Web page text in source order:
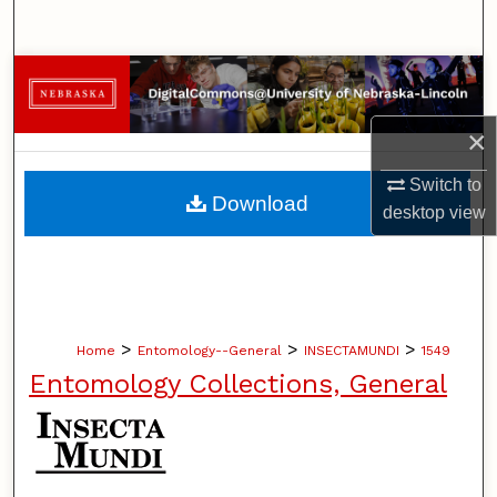
×
Switch to
desktopview
Browse Collections
My Account
About
Home > Entomology--General > INSECTAMUNDI > 1549
Entomology Collections, General
Download